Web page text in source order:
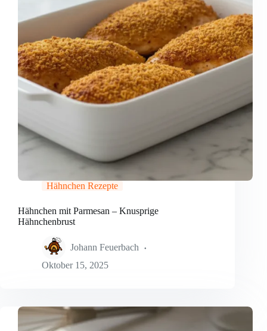
Hähnchen Rezepte
Hähnchen mit Parmesan – Knusprige
Hähnchenbrust
Johann Feuerbach
Oktober 15, 2025